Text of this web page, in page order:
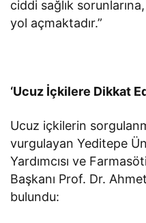
ciddi sağlık
yol açmaktadır.”
‘Ucuz İçkilere Dikkat
Ucuz içkilerin
vurgulayan Yeditepe
Yardımcısı ve
Başkanı Prof. Dr.
bulundu: